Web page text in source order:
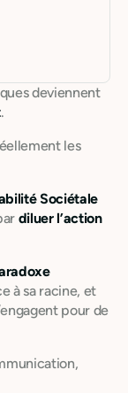
deviennent
.
les
Sociétale
diluer l’action
à sa racine, et
pour de